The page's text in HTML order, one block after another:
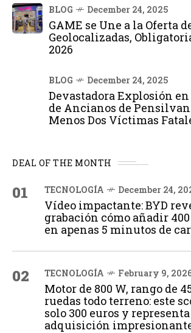
BLOG December 24, 2025
GAME se Une a la Oferta
Geolocalizadas,
2026
BLOG December 24, 2025
Devastadora Explosión
de Ancianos de
Menos Dos Víctimas
DEAL OF THE MONTH
01 TECNOLOGÍA December 24,
Vídeo impactante: BYD
grabación cómo añadir
en apenas 5 minutos de
02 TECNOLOGÍA February 9,
Motor de 800 W, rango de
ruedas todo terreno: este
solo 300 euros y
adquisición